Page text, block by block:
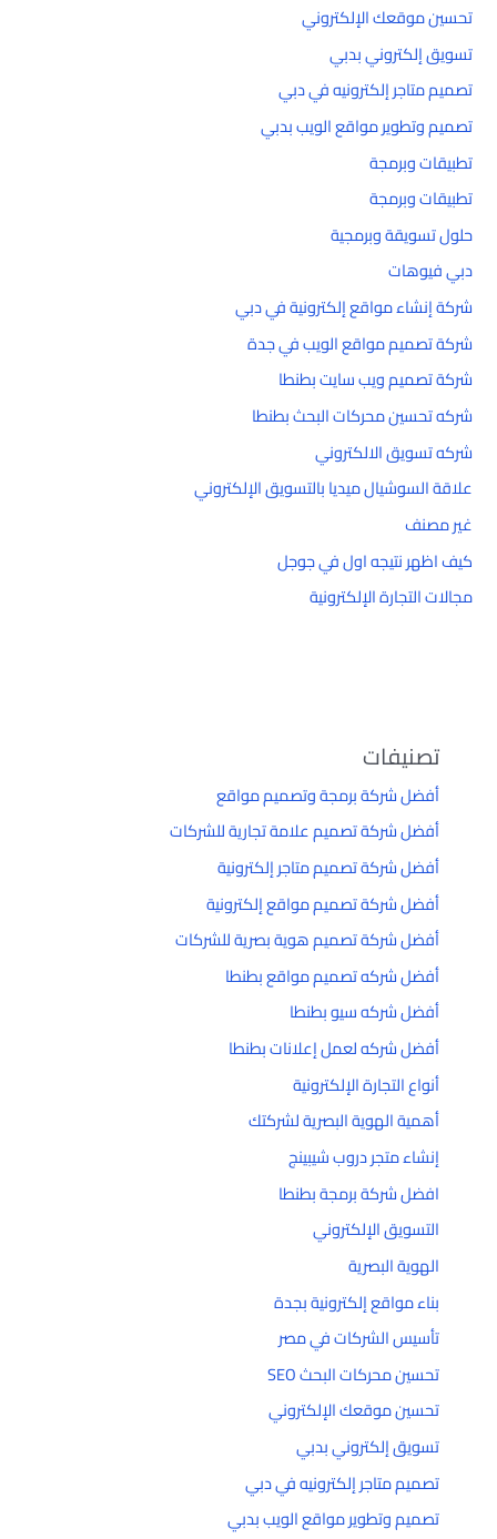
تحسين موقعك الإلكتروني
تسويق إلكتروني بدبي
تصميم متاجر إلكترونيه في دبي
تصميم وتطوير مواقع الويب بدبي
تطبيقات وبرمجة
تطبيقات وبرمجة
حلول تسويقة وبرمجية
دبي فيوهات
شركة إنشاء مواقع إلكترونية في دبي
شركة تصميم مواقع الويب في جدة
شركة تصميم ويب سايت بطنطا
شركه تحسين محركات البحث بطنطا
شركه تسويق الالكتروني
علاقة السوشيال ميديا بالتسويق الإلكتروني
غير مصنف
كيف اظهر نتيجه اول في جوجل
مجالات التجارة الإلكترونية
تصنيفات
أفضل شركة برمجة وتصميم مواقع
أفضل شركة تصميم علامة تجارية للشركات
أفضل شركة تصميم متاجر إلكترونية
أفضل شركة تصميم مواقع إلكترونية
أفضل شركة تصميم هوية بصرية للشركات
أفضل شركه تصميم مواقع بطنطا
أفضل شركه سيو بطنطا
أفضل شركه لعمل إعلانات بطنطا
أنواع التجارة الإلكترونية
أهمية الهوية البصرية لشركتك
إنشاء متجر دروب شيبينج
افضل شركة برمجة بطنطا
التسويق الإلكتروني
الهوية البصرية
بناء مواقع إلكترونية بجدة
تأسيس الشركات في مصر
تحسين محركات البحث SEO
تحسين موقعك الإلكتروني
تسويق إلكتروني بدبي
تصميم متاجر إلكترونيه في دبي
تصميم وتطوير مواقع الويب بدبي